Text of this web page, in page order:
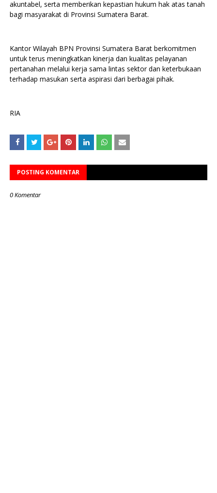
akuntabel, serta memberikan kepastian hukum hak atas tanah
bagi masyarakat di Provinsi Sumatera Barat.
Kantor Wilayah BPN Provinsi Sumatera Barat berkomitmen
untuk terus meningkatkan kinerja dan kualitas pelayanan
pertanahan melalui kerja sama lintas sektor dan keterbukaan
terhadap masukan serta aspirasi dari berbagai pihak.
RIA
POSTING KOMENTAR
0 Komentar